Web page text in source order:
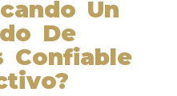
Un
De
Confiable